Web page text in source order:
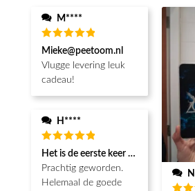
M****
Waardering
5uit 5
Mieke@peetoom.nl
Vlugge levering leuk
cadeau!
H****
Waardering
5uit 5
Het is de eerste keer dat ik een
Prachtig geworden.
Helemaal de goede